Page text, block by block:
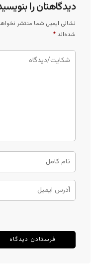
دیدگاهتان را
نشانی ایمیل شما منتشر
شده‌اند *